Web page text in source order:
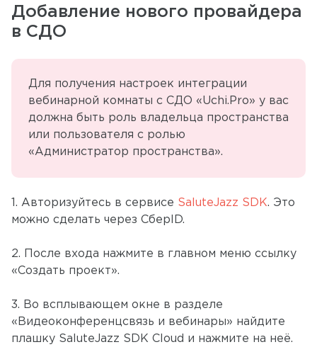
Добавление нового провайдера
в СДО
Для получения настроек интеграции
вебинарной комнаты с СДО «Uchi.Pro» у вас
должна быть роль владельца пространства
или пользователя с ролью
«Администратор пространства».
1. Авторизуйтесь в сервисе SaluteJazz SDK. Это
можно сделать через СберID.
2. После входа нажмите в главном меню ссылку
«Создать проект».
3. Во всплывающем окне в разделе
«Видеоконференцсвязь и вебинары» найдите
плашку SaluteJazz SDK Cloud и нажмите на неё.